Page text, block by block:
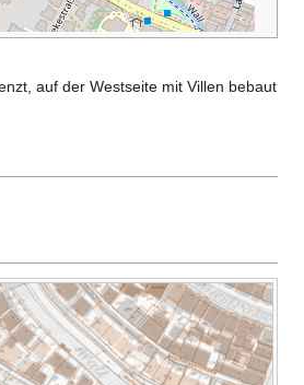
auf der Westseite mit Villen bebaut